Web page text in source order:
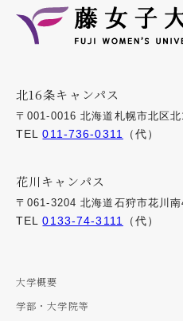
北16条キャンパス
〒001-0016 北海道札幌市北区北
TEL011-736-0311 （代）
花川キャンパス
〒061-3204 北海道石狩市花川南
TEL0133-74-3111 （代）
大学概要
学部・大学院等